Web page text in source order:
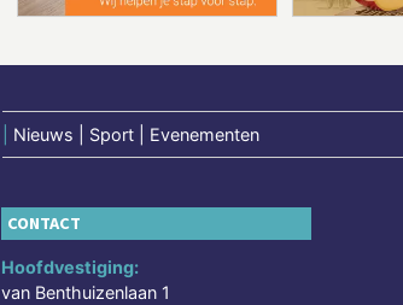
Nieuws | Sport | Evenementen
CONTACT
Hoofdvestiging:
van Benthuizenlaan 1